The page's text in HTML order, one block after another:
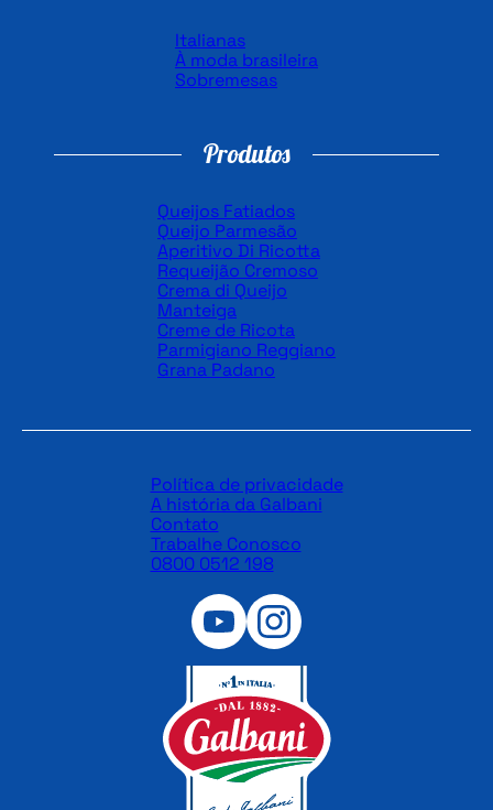
Italianas
À moda brasileira
Sobremesas
Produtos
Queijos Fatiados
Queijo Parmesão
Aperitivo Di Ricotta
Requeijão Cremoso
Crema di Queijo
Manteiga
Creme de Ricota
Parmigiano Reggiano
Grana Padano
Política de privacidade
A história da Galbani
Contato
Trabalhe Conosco
0800 0512 198